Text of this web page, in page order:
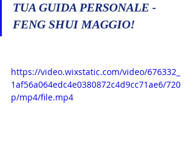
TUA GUIDA PERSONALE -
FENG SHUI MAGGIO!
https://video.wixstatic.com/video/676332_
1af56a064edc4e0380872c4d9cc71ae6/720
p/mp4/file.mp4